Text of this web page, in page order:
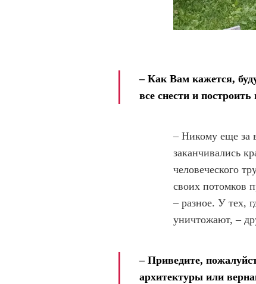
– Как Вам кажется,
все снести и
– Никому еще за
заканчивались
человеческого
своих потомков
– разное. У тех,
уничтожают, –
– Приведите,
архитектуры или